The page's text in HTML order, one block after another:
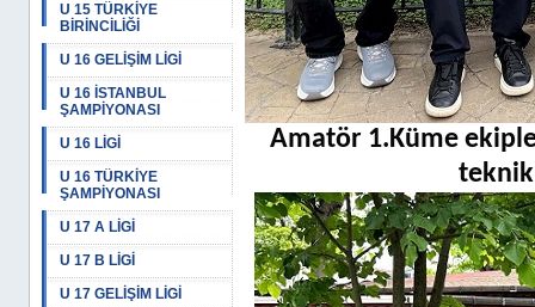
U 15 TÜRKİYE
BİRİNCİLİĞİ
U 16 GELİŞİM LİGİ
U 16 İSTANBUL
ŞAMPİYONASI
U 16 LİGİ
U 16 TÜRKİYE
ŞAMPİYONASI
U 17 A LİGİ
U 17 B LİGİ
U 17 GELİŞİM LİGİ
Amatör 1.Küme